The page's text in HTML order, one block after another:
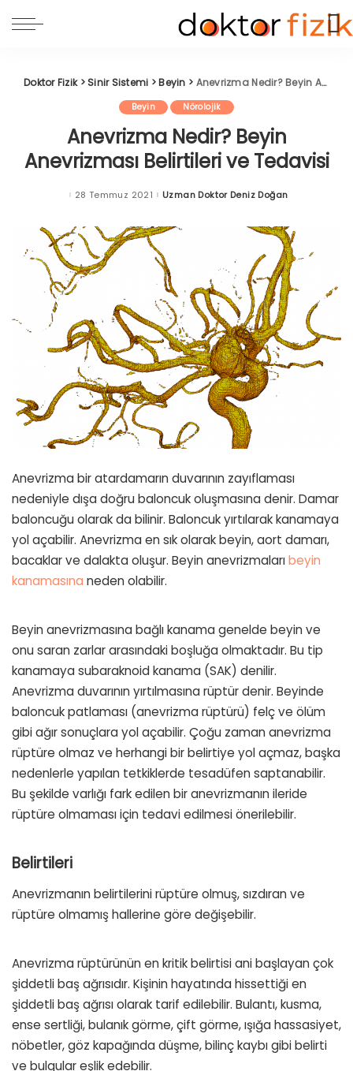
Doktor Fizik>Sinir Sistemi >Beyin > Anevrizma Nedir? Beyin Anevrizması Belirtileri ve Tedavisi
Beyin Nörolojik
Anevrizma Nedir? Beyin
Anevrizması Belirtileri ve Tedavisi
28 Temmuz 2021 Posted
Uzman Doktor Deniz Doğan
Anevrizma bir atardamarın duvarının zayıflaması
nedeniyle dışa doğru baloncuk oluşmasına denir. Damar
baloncuğu olarak da bilinir. Baloncuk yırtılarak kanamaya
yol açabilir. Anevrizma en sık olarak beyin, aort damarı,
bacaklar ve dalakta oluşur. Beyin anevrizmalarıbeyin
kanamasına neden olabilir.
Beyin anevrizmasına bağlı kanama genelde beyin ve
onu saran zarlar arasındaki boşluğa olmaktadır. Bu tip
kanamaya subaraknoid kanama (SAK) denilir.
Anevrizma duvarının yırtılmasına rüptür denir. Beyinde
baloncuk patlaması (anevrizma rüptürü) felç ve ölüm
gibi ağır sonuçlara yol açabilir. Çoğu zaman anevrizma
rüptüre olmaz ve herhangi bir belirtiye yol açmaz, başka
nedenlerle yapılan tetkiklerde tesadüfen saptanabilir.
Bu şekilde varlığı fark edilen bir anevrizmanın ileride
rüptüre olmaması için tedavi edilmesi önerilebilir.
Belirtileri
Anevrizmanın belirtilerini rüptüre olmuş, sızdıran ve
rüptüre olmamış hallerine göre değişebilir.
Anevrizma rüptürünün en kritik belirtisi ani başlayan çok
şiddetli baş ağrısıdır. Kişinin hayatında hissettiği en
şiddetli baş ağrısı olarak tarif edilebilir. Bulantı, kusma,
ense sertliği, bulanık görme, çift görme, ışığa hassasiyet,
nöbetler, göz kapağında düşme, bilinç kaybı gibi belirti
ve bulgular eşlik edebilir.